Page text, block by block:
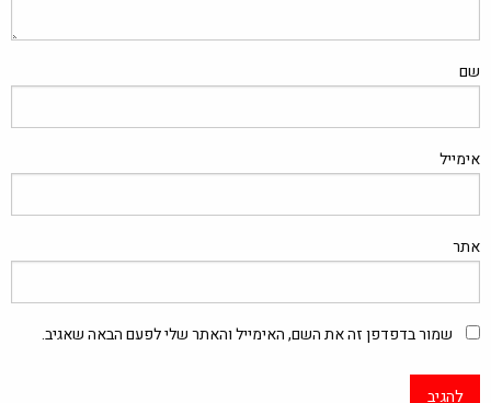
שם
אימייל
אתר
שמור בדפדפן זה את השם, האימייל והאתר שלי לפעם הבאה שאגיב.